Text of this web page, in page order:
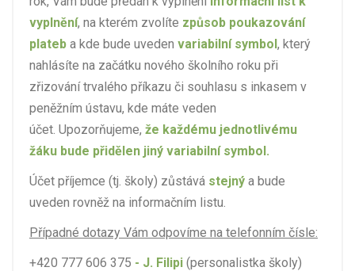
vyplnění, na kterém zvolíte způsob poukazování
plateb a kde bude uveden variabilní symbol, který
nahlásíte na začátku nového školního roku při
zřizování trvalého příkazu či souhlasu s inkasem v
peněžním ústavu, kde máte veden
účet. Upozorňujeme, že každému jednotlivému
žáku bude přidělen jiný variabilní symbol.
Účet příjemce (tj. školy) zůstává stejný a bude
uveden rovněž na informačním listu.
Případné dotazy Vám odpovíme na telefonním čísle:
+420 777 606 375 - J. Filipi (personalistka školy)